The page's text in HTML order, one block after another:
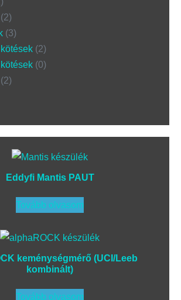
2
3
2
0
2
Eddyfi Mantis PAUT
Tovább olvasom
keménységmérő (UCI/Leeb
kombinált)
Tovább olvasom